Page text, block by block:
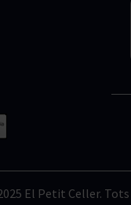
El Petit Celler.